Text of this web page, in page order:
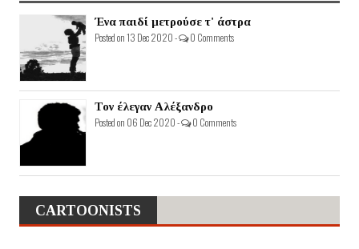
Ένα παιδί μετρούσε τ' άστρα
Posted on 13 Dec 2020 - 0 Comments
Τον έλεγαν Αλέξανδρο
Posted on 06 Dec 2020 - 0 Comments
CARTOONISTS